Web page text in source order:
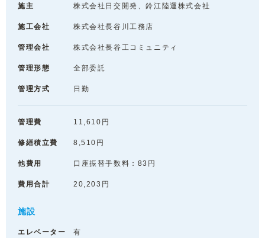
施主 株式会社日交開発、鈴江陸運株式会社
施工会社 株式会社長谷川工務店
管理会社 株式会社長谷工コミュニティ
管理形態 全部委託
管理方式 日勤
管理費 11,610円
修繕積立費 8,510円
他費用 口座振替手数料：83円
費用合計 20,203円
施設
エレベーター 有